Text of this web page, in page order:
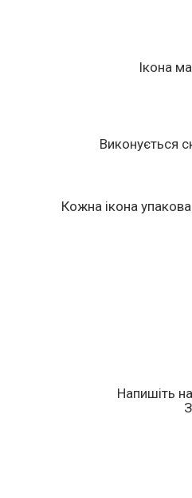
Ікона
Виконується
Кожна ікона
Напишіть